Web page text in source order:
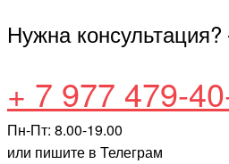
Нужна
+ 7 977 479-
Пн-Пт: 8.00-19.00
или пишите в Телеграм